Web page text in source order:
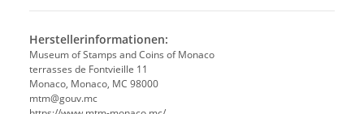
Herstellerinformationen:
Museum of Stamps and Coins of Monaco
terrasses de Fontvieille 11
Monaco, Monaco, MC 98000
mtm@gouv.mc